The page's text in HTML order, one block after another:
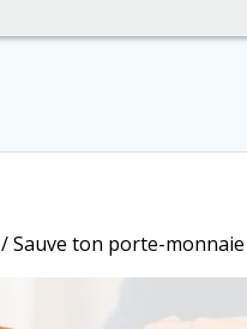
/ Sauve ton porte-